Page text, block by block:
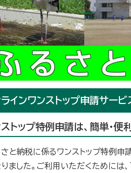
インワンストップ申請サー
トップ特例申請は、簡単・便
と納税に係るワンストップ特例申
ました。ご利用いただくためには